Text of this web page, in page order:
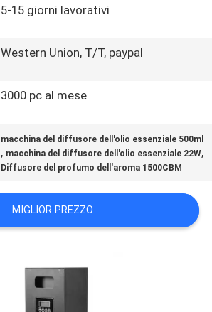
5-15 giorni lavorativi
Western Union, T/T, paypal
3000 pc al mese
macchina del diffusore dell'olio essenziale 500ml
, macchina del diffusore dell'olio essenziale 22W,
Diffusore del profumo dell'aroma 1500CBM
MIGLIOR PREZZO